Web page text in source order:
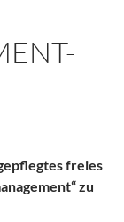
freies
zu